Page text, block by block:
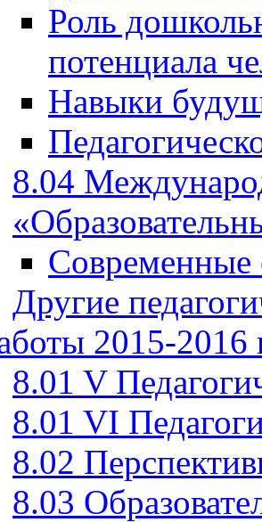
Роль
потенциала
Навыки
8.04
Современные
Другие
2015-2016
8.01 V
8.01 VI
8.02
8.03